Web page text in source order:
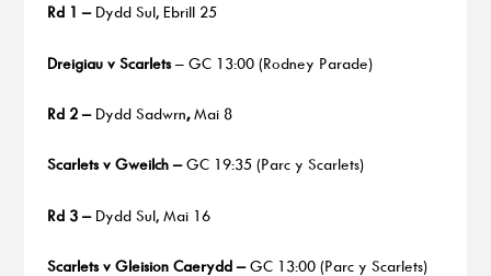
Rd 1 – Dydd Sul, Ebrill 25
Dreigiau v Scarlets– GC 13:00 (Rodney Parade)
Rd 2 – Dydd Sadwrn,Mai 8
Scarlets v Gweilch –GC 19:35 (Parc y Scarlets)
Rd 3 – Dydd Sul, Mai 16
Scarlets v Gleision Caerydd –GC 13:00 (Parc y Scarlets)